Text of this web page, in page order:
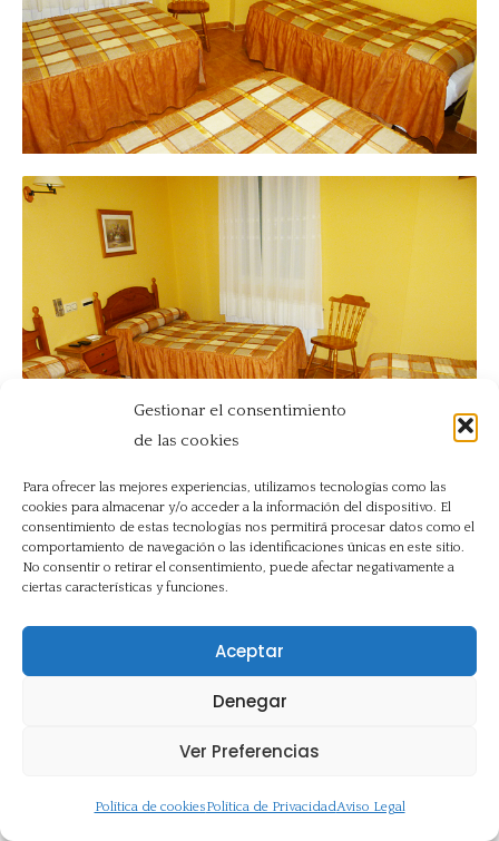
Gestionar el consentimiento
de las cookies
Para ofrecer las mejores experiencias, utilizamos tecnologías como las
cookies para almacenar y/o acceder a la información del dispositivo. El
consentimiento de estas tecnologías nos permitirá procesar datos como el
comportamiento de navegación o las identificaciones únicas en este sitio.
No consentir o retirar el consentimiento, puede afectar negativamente a
ciertas características y funciones.
Aceptar
Denegar
Ver Preferencias
Política de cookiesPolítica de PrivacidadAviso Legal